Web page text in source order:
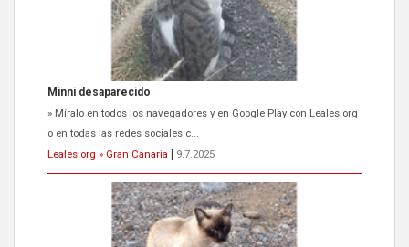
Leales.org » Gran Canaria | 9.7.2025